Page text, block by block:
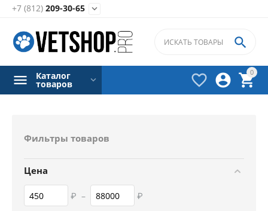
+7 (812) 209-30-65 
0




Каталог
товаров
Фильтры товаров
Цена
₽ – ₽